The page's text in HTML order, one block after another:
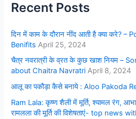
Recent Posts
दिन में काम के दौरान नींद आती है क्या करे?
Benifits April 25, 2024
चैत्र नवरात्री के व्रत के कुछ खाश नियम –
about Chaitra Navratri April 8, 2024
आलू का पकौड़ा कैसे बनाये : Aloo Pakoda
Ram Lala: कृष्ण शैली में मूर्ति, श्यामल रंग,
रामलला की मूर्ति की विशेषताएं- top news